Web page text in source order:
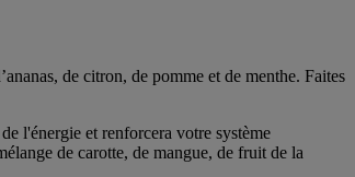
de citron, de pomme et de menthe. Faites
l'énergie et renforcera votre système
de carotte, de mangue, de fruit de la